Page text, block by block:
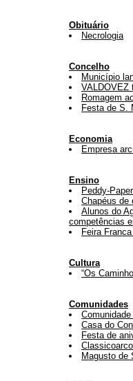
Obituário
Necrologia
Concelho
Município
VALDOVEZ
Romagem
Festa de S.
Economia
Empresa
Ensino
Peddy-
Chapéus de
Alunos do
competências
Feira
Cultura
“Os
Comunidades
Casa do
Festa de
Magusto de